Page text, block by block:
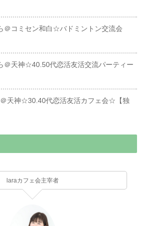
＠コミセン和白☆バドミントン交流会
＠天神☆40.50代恋活友活交流パーティー
天神☆30.40代恋活友活カフェ会☆【独
laraカフェ会主宰者